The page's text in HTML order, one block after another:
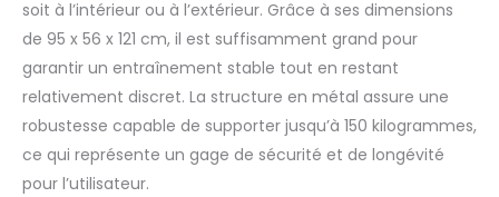
vos abdominaux et
votre dos. Cet
entraînement ménage
les articulations
entraîne plusieurs
groupes musculaires
en même temps et
offre un entraînement
soit à l’intérieur ou à l’extérieur. Grâce à ses dimensions
de 95 x 56 x 121 cm, il est suffisamment grand pour
garantir un entraînement stable tout en restant
relativement discret. La structure en métal assure une
robustesse capable de supporter jusqu’à 150 kilogrammes,
ce qui représente un gage de sécurité et de longévité
pour l’utilisateur.